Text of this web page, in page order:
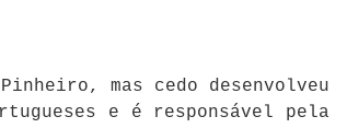
mas cedo desenvolveu
e é responsável pela